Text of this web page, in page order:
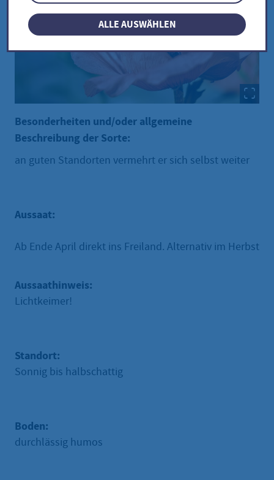
Besonderheiten und/oder allgemeine
Beschreibung der Sorte:
an guten Standorten vermehrt er sich selbst weiter
Aussaat:
Ab Ende April direkt ins Freiland. Alternativ im Herbst
Aussaathinweis:
Lichtkeimer!
Standort:
Sonnig bis halbschattig
Boden:
durchlässig humos
n
ALLE AUSWÄHLEN